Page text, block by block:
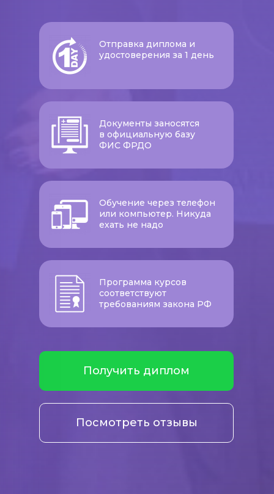
Получить диплом
Отправка диплома и
удостоверения за 1 день
Документы заносятся
в официальную базу
ФИС ФРДО
Обучение через телефон
или компьютер. Никуда
ехать не надо
Программа курсов
соответствуют
требованиям закона РФ
Посмотреть отзывы